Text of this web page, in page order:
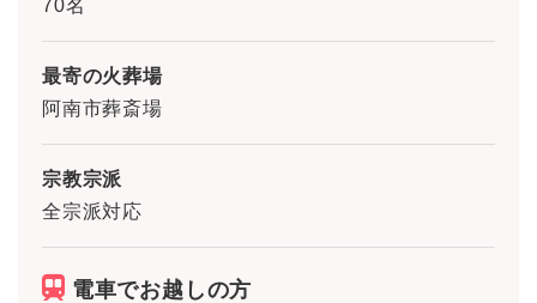
70名
最寄の火葬場
阿南市葬斎場
宗教宗派
全宗派対応
電車でお越しの方